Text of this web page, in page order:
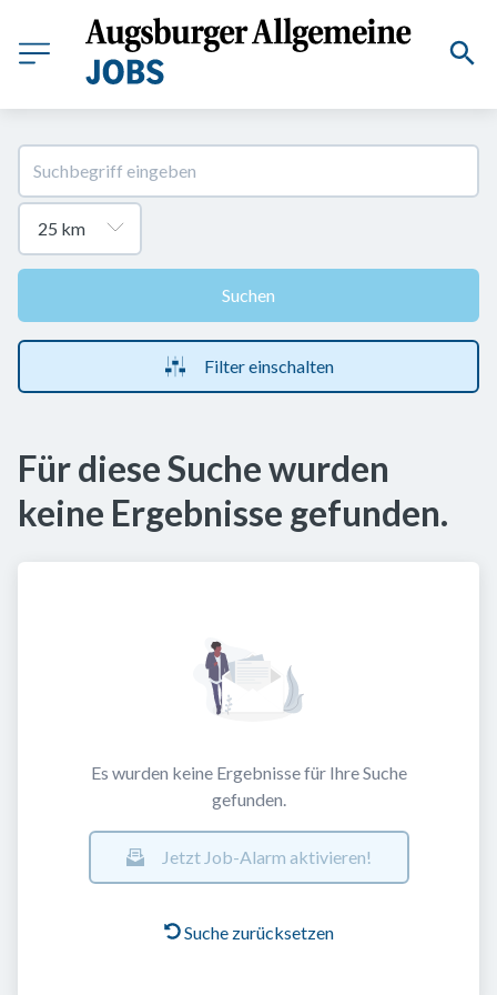
Suchen
Filter einschalten
Für diese Suche wurden
keine Ergebnisse gefunden.
Es wurden keine Ergebnisse für Ihre Suche
gefunden.
Jetzt Job-Alarm aktivieren!
Suche zurücksetzen